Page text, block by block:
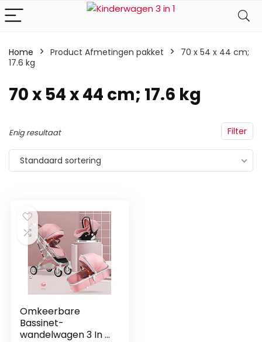
Home Product Afmetingen pakket
‎70 x 54 x 44 cm;
17.6 kg
‎70 x 54 x 44 cm; 17.6 kg
Filter
Enig resultaat
Standaard sortering
Omkeerbare
Bassinet-
wandelwagen 3 In 1